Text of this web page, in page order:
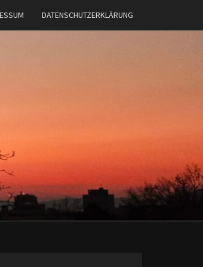
DATENSCHUTZERKLÄRUNG